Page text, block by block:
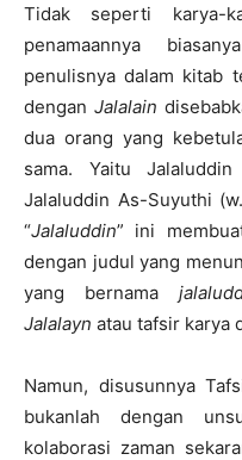
Tidak seperti karya-
penamaannya
penulisnya dalam kitab
dengan Jalalain
dua orang yang
sama. Yaitu
Jalaluddin As-Suyuthi
“Jalaluddin” ini
dengan judul yang
yang bernama
Jalalayn atau tafsir karya
Namun, disusunnya
bukanlah dengan
kolaborasi zaman